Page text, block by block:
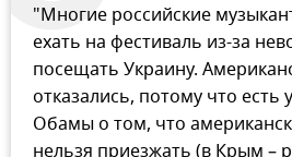
"Многие российские
ехать на фестиваль из-за
посещать Украину.
отказались, потому что есть
Обамы о том, что
нельзя приезжать (в Крым –